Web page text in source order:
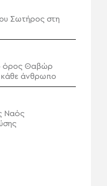
Σωτήρος στη
όρος Θαβώρ
κάθε άνθρωπο
Ναός